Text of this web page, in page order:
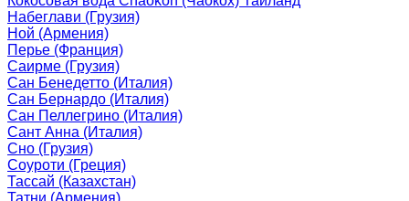
Набеглави (Грузия)
Ной (Армения)
Перье (Франция)
Саирме (Грузия)
Сан Бенедетто (Италия)
Сан Бернардо (Италия)
Сан Пеллегрино (Италия)
Сант Анна (Италия)
Сно (Грузия)
Соуроти (Греция)
Тассай (Казахстан)
Татни (Армения)